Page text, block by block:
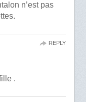
n’est pas
.
REPLY